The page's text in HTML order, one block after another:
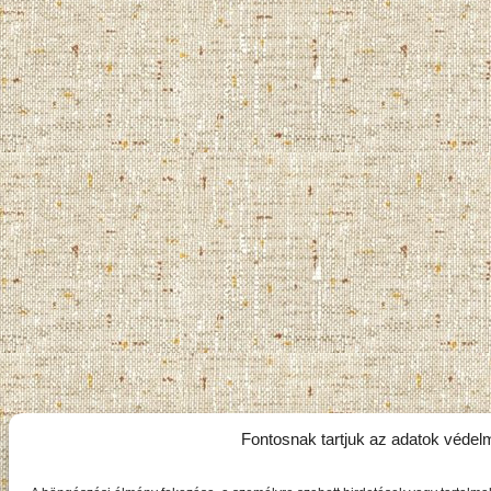
Fontosnak tartjuk az adatok